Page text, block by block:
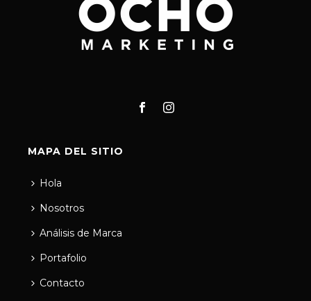
MAPA DEL SITIO
Hola
Nosotros
Análisis de Marca
Portafolio
Contacto